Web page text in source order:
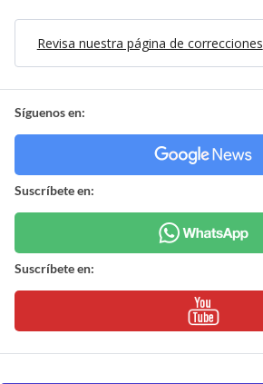
Revisa nuestra página de correcciones
Síguenos en:
Suscríbete en:
Suscríbete en: